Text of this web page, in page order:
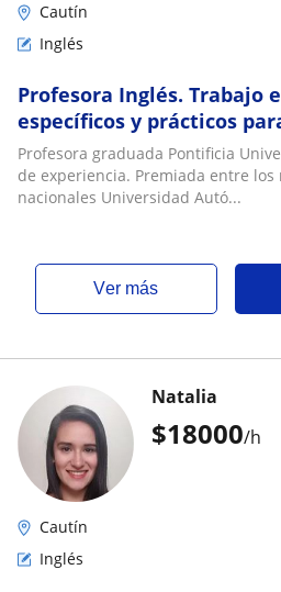
Cautín
Inglés
Profesora Inglés. Trabajo
específicos y prácticos
idioma
Profesora graduada Pontificia
de experiencia. Premiada entre los
nacionales Universidad Autó...
ver más
$18000/h
Natalia
Cautín
Inglés